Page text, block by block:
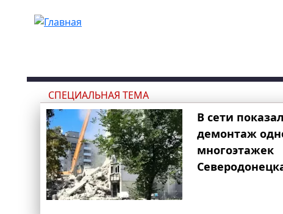
СПЕЦИАЛЬНАЯ ТЕМА
В сети
демонтаж
многоэтажек